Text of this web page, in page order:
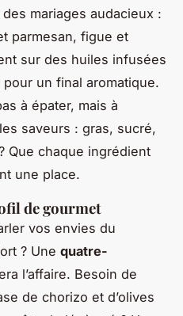
mariages audacieux :
parmesan, figue et
sur des huiles infusées
un final aromatique.
à épater, mais à
saveurs : gras, sucré,
Que chaque ingrédient
une place.
de gourmet
vos envies du
? Une quatre-
l’affaire. Besoin de
de chorizo et d’olives